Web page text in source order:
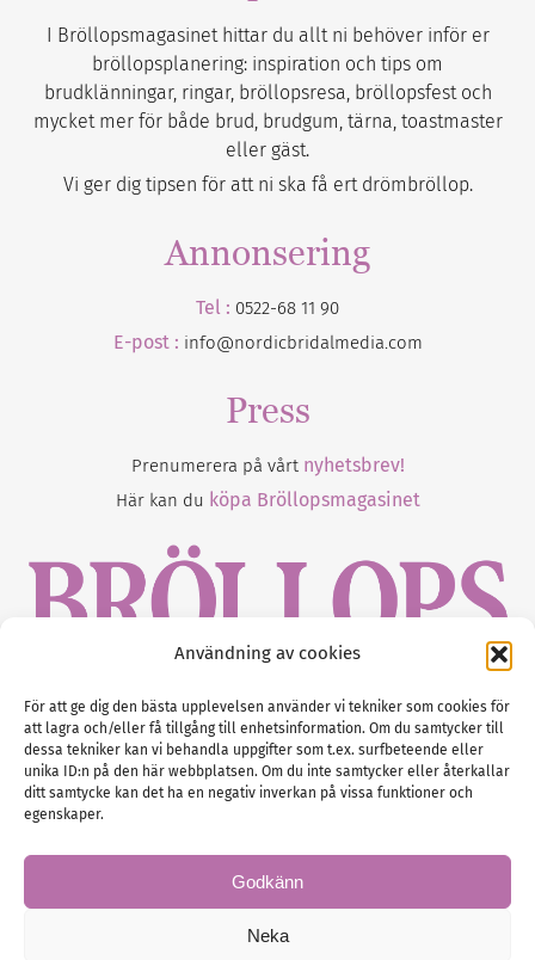
Användning av cookies
För att ge dig den bästa upplevelsen använder vi tekniker som cookies för
att lagra och/eller få tillgång till enhetsinformation. Om du samtycker till
dessa tekniker kan vi behandla uppgifter som t.ex. surfbeteende eller
unika ID:n på den här webbplatsen. Om du inte samtycker eller återkallar
ditt samtycke kan det ha en negativ inverkan på vissa funktioner och
egenskaper.
Godkänn
Neka
I Bröllopsmagasinet hittar du allt ni behöver inför er
bröllopsplanering: inspiration och tips om
brudklänningar, ringar, bröllopsresa, bröllopsfest och
mycket mer för både brud, brudgum, tärna, toastmaster
eller gäst.
Vi ger dig tipsen för att ni ska få ert drömbröllop.
Annonsering
Tel : 0522-68 11 90
E-post : info@nordicbridalmedia.com
Press
Prenumerera på vårt nyhetsbrev!
Här kan du köpa Bröllopsmagasinet
Gustaf Mattssons väg 2, 451 50 Uddevalla
Tel :0522-68 11 90
E-post:info@nordicbridalmedia.com